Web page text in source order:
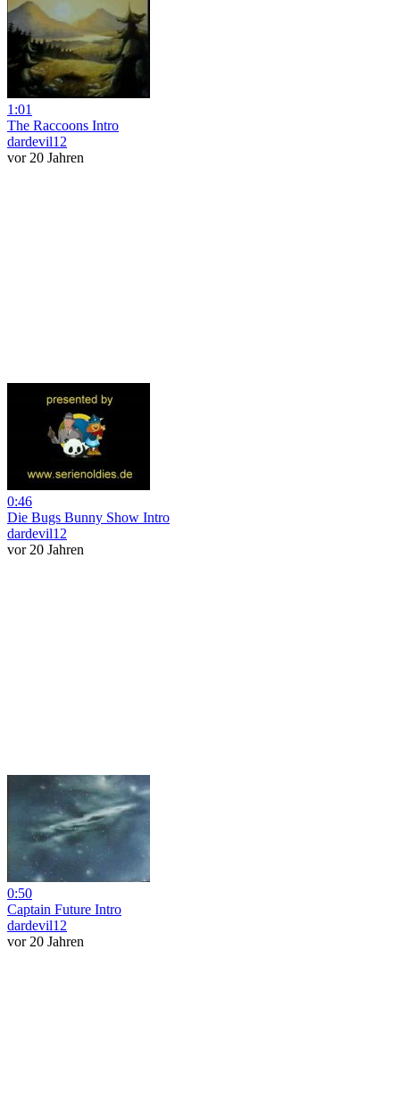
1:01
The Raccoons Intro
dardevil12
vor 20 Jahren
0:46
Die Bugs Bunny Show Intro
dardevil12
vor 20 Jahren
0:50
Captain Future Intro
dardevil12
vor 20 Jahren